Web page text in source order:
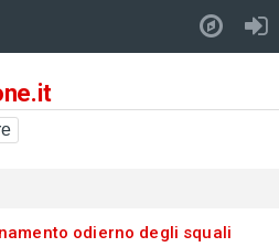
odierno degli squali
to refresh..